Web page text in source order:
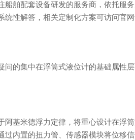
船舶配套设备研发的服务商，依托服
性解答，相关定制化方案可访问官网
问的集中在浮筒式液位计的基础属性
阿基米德浮力定律，将重心设计在浮
过内置的扭力管、传感器模块将位移